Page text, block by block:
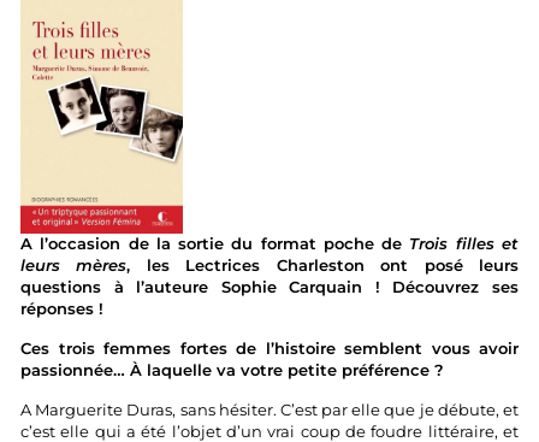
A l’occasion de la sortie du format poche de Trois filles et
leurs mères, les Lectrices Charleston ont posé leurs
questions à l’auteure Sophie Carquain ! Découvrez ses
réponses !
Ces trois femmes fortes de l’histoire semblent vous avoir
passionnée… À laquelle va votre petite préférence ?
A Marguerite Duras, sans hésiter. C’est par elle que je débute, et
c’est elle qui a été l’objet d’un vrai coup de foudre littéraire, et